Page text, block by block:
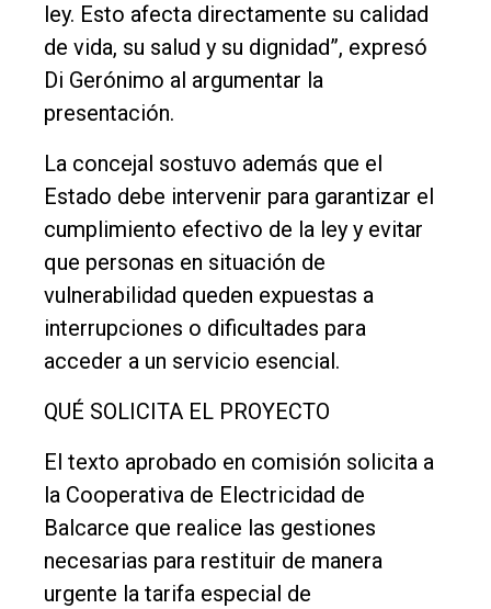
ley. Esto afecta directamente su calidad
de vida, su salud y su dignidad”, expresó
Di Gerónimo al argumentar la
presentación.
La concejal sostuvo además que el
Estado debe intervenir para garantizar el
cumplimiento efectivo de la ley y evitar
que personas en situación de
vulnerabilidad queden expuestas a
interrupciones o dificultades para
acceder a un servicio esencial.
QUÉ SOLICITA EL PROYECTO
El texto aprobado en comisión solicita a
la Cooperativa de Electricidad de
Balcarce que realice las gestiones
necesarias para restituir de manera
urgente la tarifa especial de